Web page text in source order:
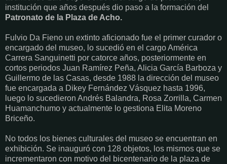
institución que años después dio paso a la formación del
Patronato de la Plaza de Acho.
Fulvio Da Fieno un extinto aficionado fue el primer curador o
encargado del museo, lo sucedió en el cargo América
Carrera Sanguinetti por catorce años, posteriormente en
cortos periodos Juan Ramírez Peña, Alicia García Barboza y
Guillermo de las Casas, desde 1988 la dirección del museo
fue encargada a Dikey Fernández Vásquez hasta 1996,
luego lo sucedieron Andrés Balandra, Rosa Zorrilla, Carmen
Huamanchumo y actualmente lo gestiona Elita Moreno
Briceño.
No todos los bienes culturales del museo se encuentran en
exhibición. Se inauguró con 128 objetos, los mismos que se
incrementaron con motivo del bicentenario de la plaza de